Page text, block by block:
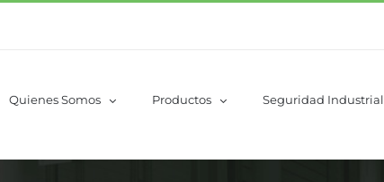
Quienes Somos Productos Seguridad Industrial